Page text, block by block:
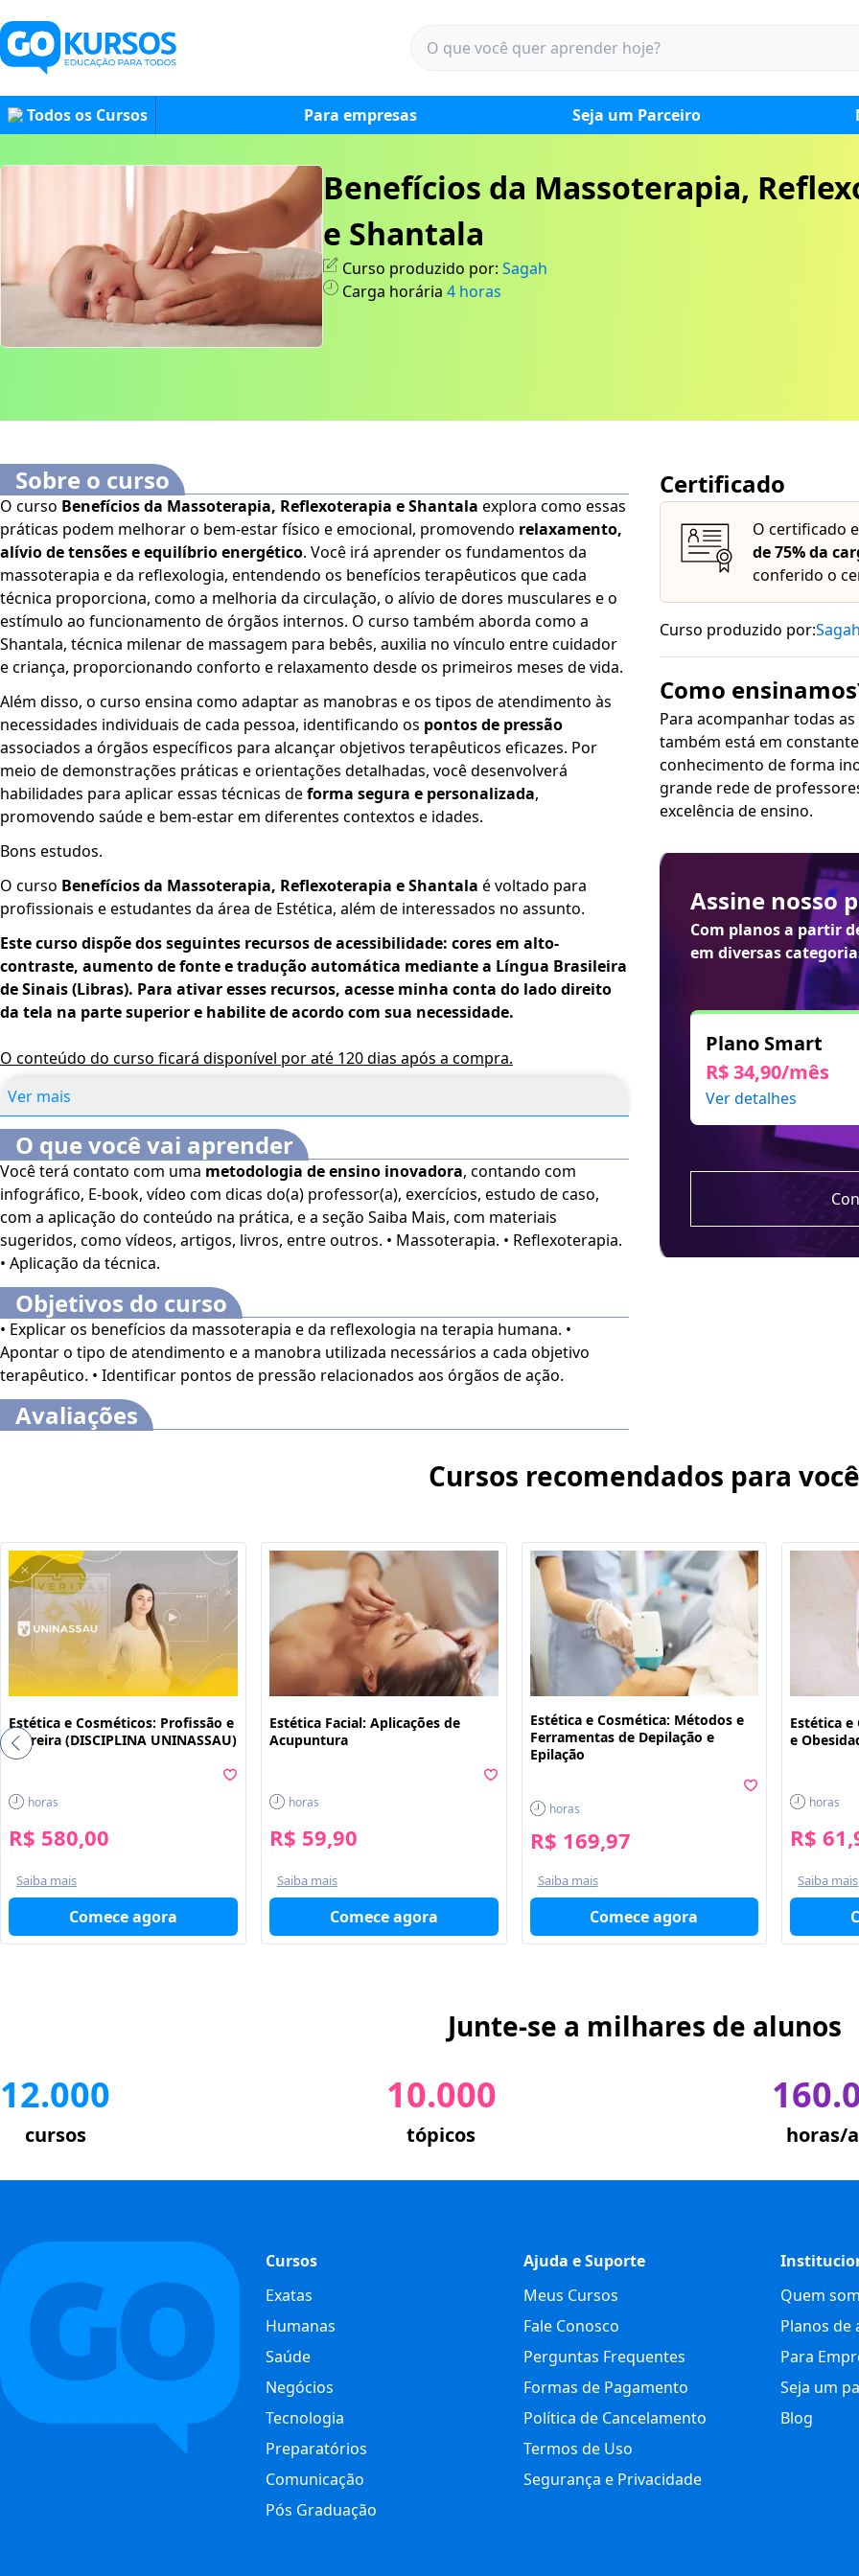
Todos os Cursos Para empresas Seja um Parceiro
Benefícios da Massoterapia,
e Shantala
Curso produzido por: Sagah
Carga horária 4 horas
Sobre o curso
O curso Benefícios da Massoterapia, Reflexoterapia e Shantala explora como essas
práticas podem melhorar o bem-estar físico e emocional, promovendo relaxamento,
alívio de tensões e equilíbrio energético. Você irá aprender os fundamentos da
massoterapia e da reflexologia, entendendo os benefícios terapêuticos que cada
técnica proporciona, como a melhoria da circulação, o alívio de dores musculares e o
estímulo ao funcionamento de órgãos internos. O curso também aborda como a
Shantala, técnica milenar de massagem para bebês, auxilia no vínculo entre cuidador
e criança, proporcionando conforto e relaxamento desde os primeiros meses de vida.
Além disso, o curso ensina como adaptar as manobras e os tipos de atendimento às
necessidades individuais de cada pessoa, identificando os pontos de pressão
associados a órgãos específicos para alcançar objetivos terapêuticos eficazes. Por
meio de demonstrações práticas e orientações detalhadas, você desenvolverá
habilidades para aplicar essas técnicas deforma segura e personalizada,
promovendo saúde e bem-estar em diferentes contextos e idades.
Bons estudos.
O curso Benefícios da Massoterapia, Reflexoterapia e Shantala é voltado para
profissionais e estudantes da área de Estética, além de interessados no assunto.
Este curso dispõe dos seguintes recursos de acessibilidade: cores em alto-
contraste, aumento de fonte e tradução automática mediante a Língua Brasileira
de Sinais (Libras). Para ativar esses recursos, acesse minha conta do lado direito
da tela na parte superior e habilite de acordo com sua necessidade.
O conteúdo do curso ficará disponível por até 120 dias após a compra.
Ver mais
O que você vai aprender
Você terá contato com uma metodologia de ensino inovadora, contando com
infográfico, E-book, vídeo com dicas do(a) professor(a), exercícios, estudo de caso,
com a aplicação do conteúdo na prática, e a seção Saiba Mais, com materiais
sugeridos, como vídeos, artigos, livros, entre outros. • Massoterapia. • Reflexoterapia.
• Aplicação da técnica.
Objetivos do curso
• Explicar os benefícios da massoterapia e da reflexologia na terapia humana. •
Apontar o tipo de atendimento e a manobra utilizada necessários a cada objetivo
terapêutico. • Identificar pontos de pressão relacionados aos órgãos de ação.
Avaliações
Certificado
O certificado
de 75% da
conferido o
Curso produzido por:
Como
Para acompanhar todas
também está em
conhecimento de forma inovadora,
grande rede de
excelência de ensino.
Assine nosso
Com planos a partir
em diversas
Plano Smart
R$ 34,90/mês
Ver detalhes
Cursos recomendados para você
Estética e Cosméticos: Profissão e
Carreira (DISCIPLINA UNINASSAU)
horas
R$ 580,00
Saiba mais
Comece agora
Estética Facial: Aplicações de
Acupuntura
horas
R$ 59,90
Saiba mais
Comece agora
Estética e Cosmética: Métodos e
Ferramentas de Depilação e
Epilação
horas
R$ 169,97
Saiba mais
Comece agora
Estética
e
horas
R$
Saiba mais
Junte-se a milhares de alunos
12.000
cursos
10.000
tópicos horas/
Cursos
Exatas
Humanas
Saúde
Negócios
Tecnologia
Preparatórios
Comunicação
Pós Graduação
Ajuda e Suporte
Meus Cursos
Fale Conosco
Perguntas Frequentes
Formas de Pagamento
Política de Cancelamento
Termos de Uso
Segurança e Privacidade
Quem
Planos de
Para
Seja um
Blog